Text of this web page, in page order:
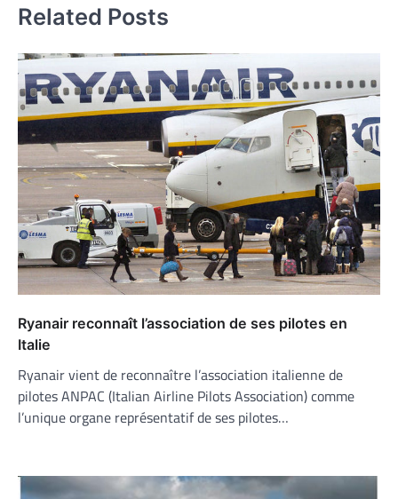
Related Posts
Ryanair reconnaît l’association de ses pilotes en
Italie
Ryanair vient de reconnaître l’association italienne de
pilotes ANPAC (Italian Airline Pilots Association) comme
l’unique organe représentatif de ses pilotes…